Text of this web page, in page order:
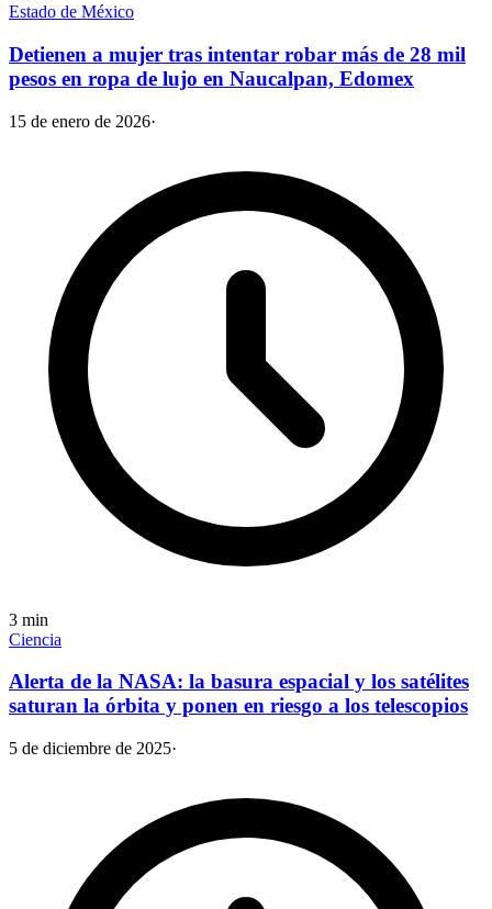
Estado de México
Detienen a mujer tras intentar robar más de 28 mil
pesos en ropa de lujo en Naucalpan, Edomex
15 de enero de 2026·
3 min
Ciencia
Alerta de la NASA: la basura espacial y los satélites
saturan la órbita y ponen en riesgo a los telescopios
5 de diciembre de 2025·